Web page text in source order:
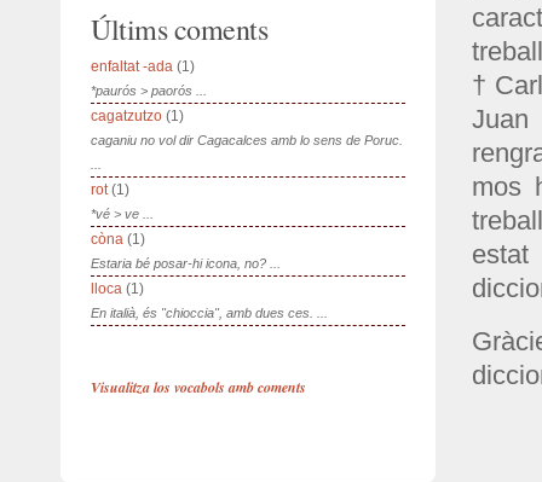
mos
estat
Últims coments
enfaltat -ada (1)
*paurós > paorós ...
cagatzutzo (1)
caganiu no vol dir Cagacalces amb lo sens de Poruc.
rot(1)
*vé > ve ...
còna (1)
Estaria bé posar-hi icona, no? ...
lloca (1)
En italià, és "chioccia", amb dues ces. ...
Visualitza los vocabols amb coments